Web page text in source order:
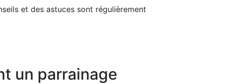
et des astuces sont régulièrement
un parrainage